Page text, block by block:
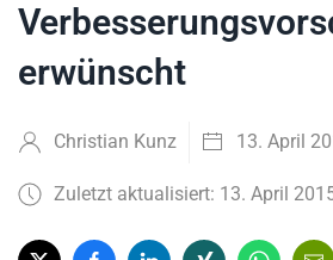
erwünscht
Christian Kunz 13. April
Zuletzt aktualisiert: 13. April